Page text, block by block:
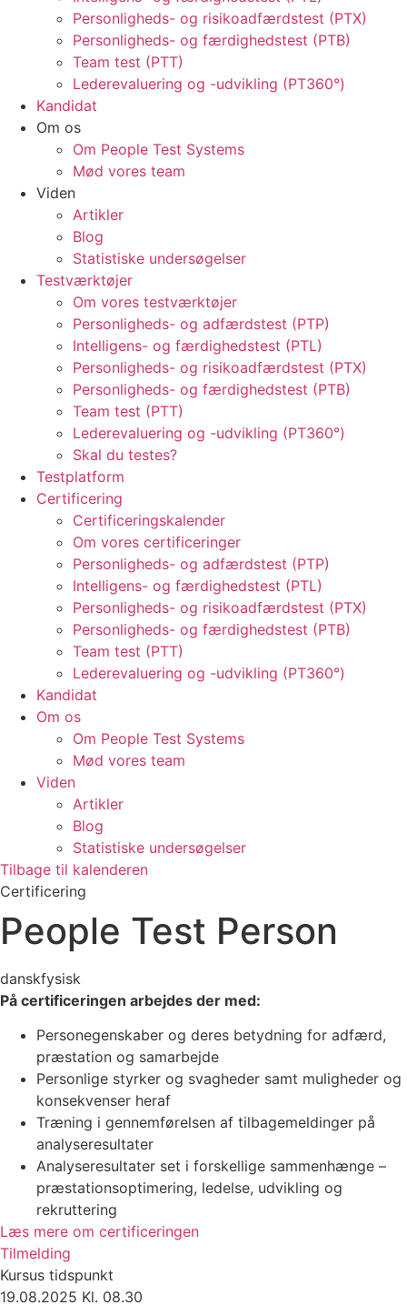
Personligheds- og risikoadfærdstest (PTX)
Personligheds- og færdighedstest (PTB)
Team test (PTT)
Lederevaluering og -udvikling (PT360°)
Kandidat
Om os
Om People Test Systems
Mød vores team
Viden
Artikler
Blog
Statistiske undersøgelser
Testværktøjer
Om vores testværktøjer
Personligheds- og adfærdstest (PTP)
Intelligens- og færdighedstest (PTL)
Personligheds- og risikoadfærdstest (PTX)
Personligheds- og færdighedstest (PTB)
Team test (PTT)
Lederevaluering og -udvikling (PT360°)
Skal du testes?
Testplatform
Certificering
Certificeringskalender
Om vores certificeringer
Personligheds- og adfærdstest (PTP)
Intelligens- og færdighedstest (PTL)
Personligheds- og risikoadfærdstest (PTX)
Personligheds- og færdighedstest (PTB)
Team test (PTT)
Lederevaluering og -udvikling (PT360°)
Kandidat
Om os
Om People Test Systems
Mød vores team
Viden
Artikler
Blog
Statistiske undersøgelser
Tilbage til kalenderen
Certificering
People Test Person
danskfysisk
På certificeringen arbejdes der med:
Personegenskaber og deres betydning for adfærd,
præstation og samarbejde
Personlige styrker og svagheder samt muligheder og
konsekvenser heraf
Træning i gennemførelsen af tilbagemeldinger på
analyseresultater
Analyseresultater set i forskellige sammenhænge –
præstationsoptimering, ledelse, udvikling og
rekruttering
Læs mere om certificeringen
Tilmelding
Kursus tidspunkt
19.08.2025 Kl. 08.30